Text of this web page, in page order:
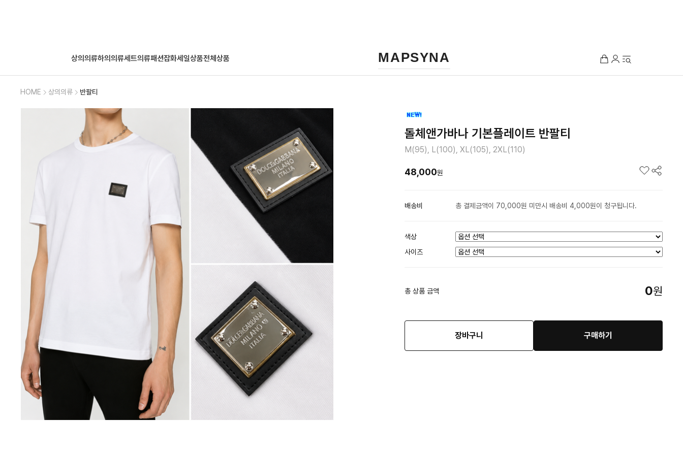
MAPSYNA
상의의류하의의류세트의류패션잡화세일상품전체상품
HOME 상의의류 반팔티
돌체앤가바나 기본플레이트 반팔티
M(95), L(100), XL(105), 2XL(110)
48,000원
배송비 총 결제금액이 70,000원 미만시 배송비 4,000원이 청구됩니다.
색상
사이즈
총 상품 금액 0원
장바구니 구매하기